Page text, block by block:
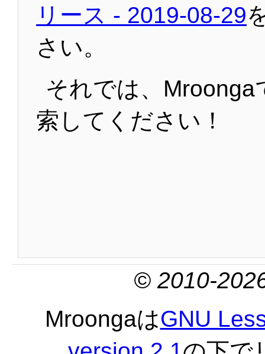
リース - 2019-08-29
さい。
それでは、Mroonga
索してください！
© 2010-
MroongaはGNU